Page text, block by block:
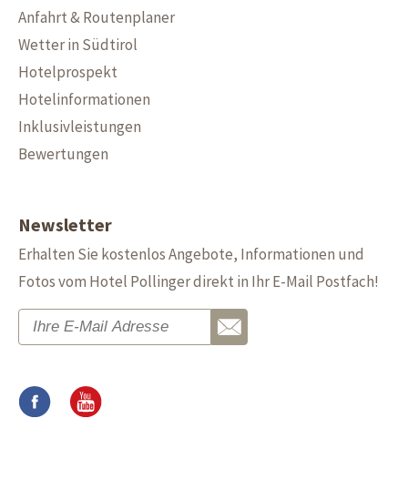
Anfahrt & Routenplaner
Wetter in Südtirol
Hotelprospekt
Hotelinformationen
Inklusivleistungen
Bewertungen
Newsletter
Erhalten Sie kostenlos Angebote, Informationen und
Fotos vom Hotel Pollinger direkt in Ihr E-Mail Postfach!